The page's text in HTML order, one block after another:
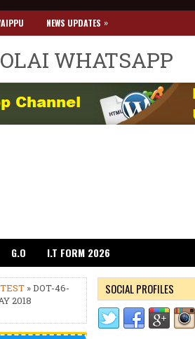
NEWS UPDATES »
WHATSAPP
G.O I.T FORM 2026
» DOT-46-
2018
SOCIAL PROFILES